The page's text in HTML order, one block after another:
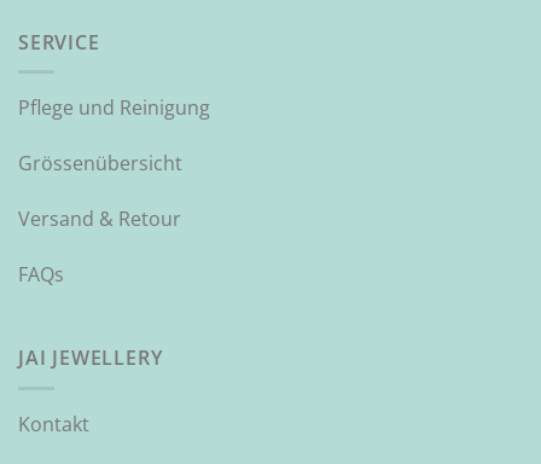
SERVICE
Pflege und Reinigung
Grössenübersicht
Versand & Retour
FAQs
JAI JEWELLERY
Kontakt